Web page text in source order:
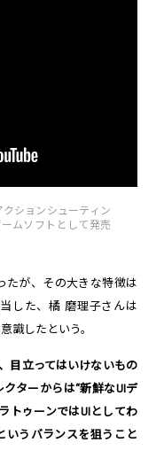
ションシューティン
ムソフトとして発売
たが、その大きな特徴は
した、橘 磨理子さんは
識したという。
目立ってはいけないもの
ターからは“新鮮なUIデ
トゥーンではUIとしてわ
いうバランスを狙うこと